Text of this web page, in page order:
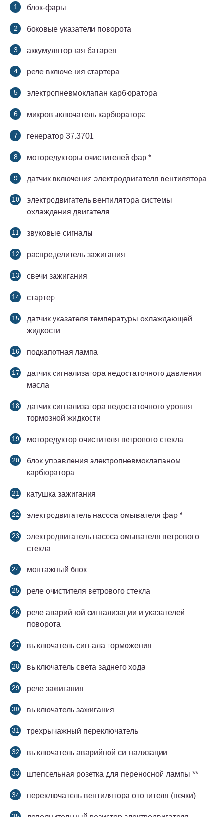
блок-фары
боковые указатели поворота
аккумуляторная батарея
реле включения стартера
электропневмоклапан карбюратора
микровыключатель карбюратора
генератор 37.3701
моторедукторы очистителей фар *
датчик включения электродвигателя вентилятора
электродвигатель вентилятора системы
охлаждения двигателя
звуковые сигналы
распределитель зажигания
свечи зажигания
стартер
датчик указателя температуры охлаждающей
жидкости
подкапотная лампа
датчик сигнализатора недостаточного давления
масла
датчик сигнализатора недостаточного уровня
тормозной жидкости
моторедуктор очистителя ветрового стекла
блок управления электропневмоклапаном
карбюратора
катушка зажигания
электродвигатель насоса омывателя фар *
электродвигатель насоса омывателя ветрового
стекла
монтажный блок
реле очистителя ветрового стекла
реле аварийной сигнализации и указателей
поворота
выключатель сигнала торможения
выключатель света заднего хода
реле зажигания
выключатель зажигания
трехрычажный переключатель
выключатель аварийной сигнализации
штепсельная розетка для переносной лампы **
переключатель вентилятора отопителя (печки)